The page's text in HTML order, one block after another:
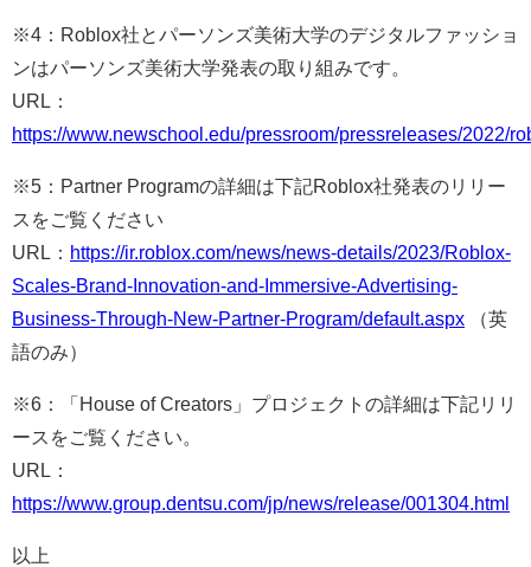
※4：Roblox社とパーソンズ美術大学のデジタルファッショ
ンはパーソンズ美術大学発表の取り組みです。
URL：
https://www.newschool.edu/pressroom/pressreleases/2022/
※5：Partner Programの詳細は下記Roblox社発表のリリー
スをご覧ください
URL： https://ir.roblox.com/news/news-details/2023/Roblox-
Scales-Brand-Innovation-and-Immersive-Advertising-
Business-Through-New-Partner-Program/default.aspx （英
語のみ）
※6：「House of Creators」プロジェクトの詳細は下記リリ
ースをご覧ください。
URL：
https://www.group.dentsu.com/jp/news/release/001304.html
以上